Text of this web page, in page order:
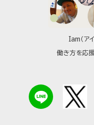
Iam（ア
働き方を応